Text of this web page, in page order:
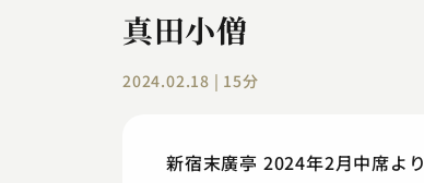
真田小僧
2024.02.18 | 15分
新宿末廣亭 2024年2月中席より